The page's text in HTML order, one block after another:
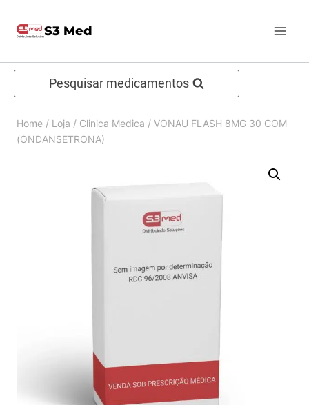
para
Conteúdo
S3 Med
Pesquisar medicamentos
Home / Loja / Clinica Medica / VONAU FLASH 8MG 30 COM
(ONDANSETRONA)